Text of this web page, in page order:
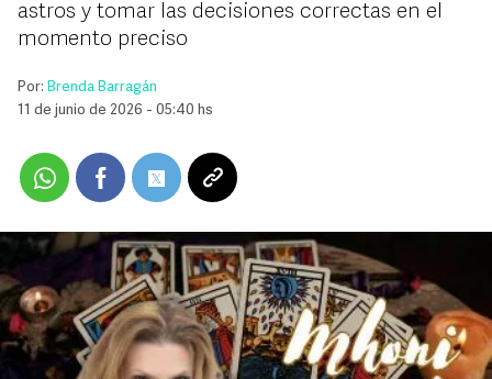
astros y tomar las decisiones correctas en el
momento preciso
Por: Brenda Barragán
11 de junio de 2026 - 05:40 hs